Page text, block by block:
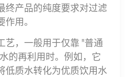
终产品的纯度要求对过滤
用。
艺，一般用于仅靠 "普通
的再利用时。例如，它
低质水转化为优质饮用水